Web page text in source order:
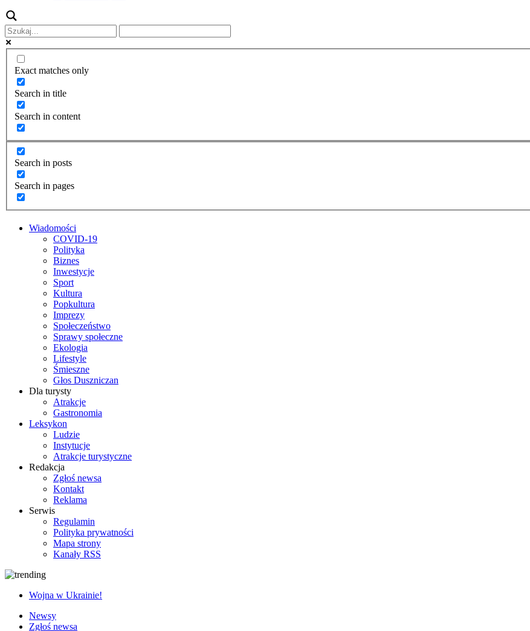
Exact matches only
Search in title
Search in content
Search in posts
Search in pages
Wiadomości
COVID-19
Polityka
Biznes
Inwestycje
Sport
Kultura
Popkultura
Imprezy
Społeczeństwo
Sprawy społeczne
Ekologia
Lifestyle
Śmieszne
Głos Duszniczan
Dla turysty
Atrakcje
Gastronomia
Leksykon
Ludzie
Instytucje
Atrakcje turystyczne
Redakcja
Zgłoś newsa
Kontakt
Reklama
Serwis
Regulamin
Polityka prywatności
Mapa strony
Kanały RSS
Wojna w Ukrainie!
Newsy
Zgłoś newsa